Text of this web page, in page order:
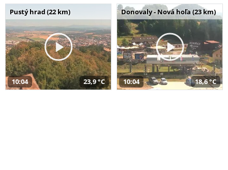
Pustý hrad (22 km)
10:04 23,9 °C
Donovaly - Nová hoľa (23 km)
10:04 18,6 °C